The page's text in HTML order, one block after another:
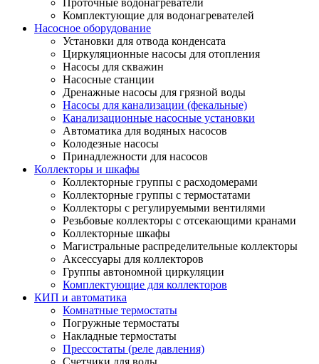
Проточные водонагреватели
Комплектующие для водонагревателей
Насосное оборудование
Установки для отвода конденсата
Циркуляционные насосы для отопления
Насосы для скважин
Насосные станции
Дренажные насосы для грязной воды
Насосы для канализации (фекальные)
Канализационные насосные установки
Автоматика для водяных насосов
Колодезные насосы
Принадлежности для насосов
Коллекторы и шкафы
Коллекторные группы с расходомерами
Коллекторные группы с термостатами
Коллекторы с регулируемыми вентилями
Резьбовые коллекторы с отсекающими кранами
Коллекторные шкафы
Магистральные распределительные коллекторы
Аксессуары для коллекторов
Группы автономной циркуляции
Комплектующие для коллекторов
КИП и автоматика
Комнатные термостаты
Погружные термостаты
Накладные термостаты
Прессостаты (реле давления)
Счетчики для воды